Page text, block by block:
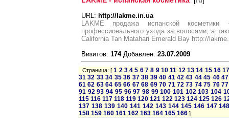
URL: http://lakme.in.ua
LAKME продажа испанской
профессионального ухода за волосами, а
California Tan Matahari Emerald Bay http://
Визитов: 174Добавлен: 23.07.2009
Страница: [1 2 3 4 5 6 7 8 9 10 11 12 13 14 15 16
31 32 33 34 35 36 37 38 39 40 41 42 43 44 45 46 47
61 62 63 64 65 66 67 68 69 70 71 72 73 74 75 76 77
91 92 93 94 95 96 97 98 99 100 101 102 103 104
115 116 117 118 119 120 121 122 123 124 125 126
137 138 139 140 141 142 143 144 145 146 147
158 159 160 161 162 163 164 165 166 ]